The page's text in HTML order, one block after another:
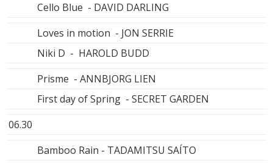
Cello Blue - DAVID DARLING
Loves in motion - JON SERRIE
Niki D - HAROLD BUDD
Prisme - ANNBJORG LIEN
First day of Spring - SECRET GARDEN
06.30
Bamboo Rain - TADAMITSU SAÍTO